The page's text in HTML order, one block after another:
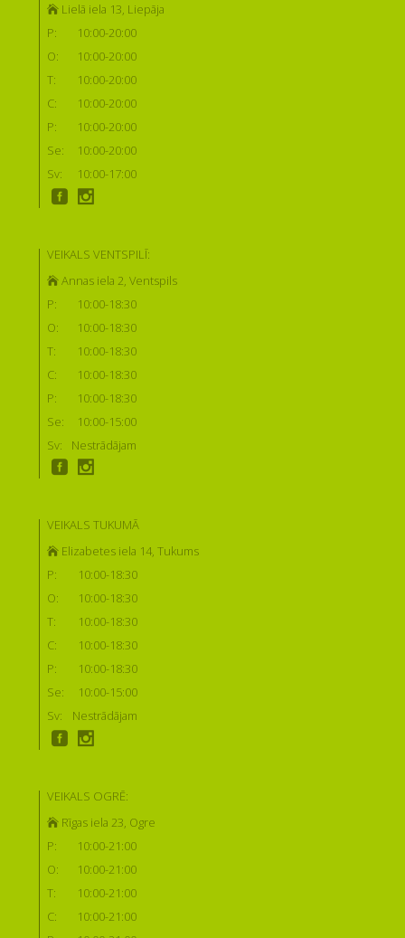
Lielā iela 13, Liepāja
P:
10:00-20:00
O:
10:00-20:00
T:
10:00-20:00
C:
10:00-20:00
P:
10:00-20:00
Se:
10:00-20:00
Sv:
10:00-17:00
VEIKALS VENTSPILĪ:
Annas iela 2, Ventspils
P:
10:00-18:30
O:
10:00-18:30
T:
10:00-18:30
C:
10:00-18:30
P:
10:00-18:30
Se:
10:00-15:00
Sv:
Nestrādājam
VEIKALS TUKUMĀ
Elizabetes iela 14, Tukums
P:
10:00-18:30
O:
10:00-18:30
T:
10:00-18:30
C:
10:00-18:30
P:
10:00-18:30
Se:
10:00-15:00
Sv:
Nestrādājam
VEIKALS OGRĒ:
Rīgas iela 23, Ogre
P:
10:00-21:00
O:
10:00-21:00
T:
10:00-21:00
C:
10:00-21:00